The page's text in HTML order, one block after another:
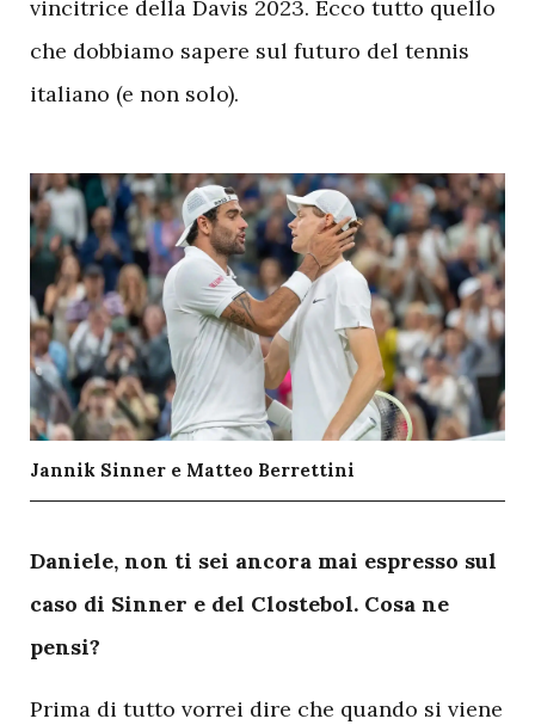
vincitrice della Davis 2023. Ecco tutto quello
che dobbiamo sapere sul futuro del tennis
italiano (e non solo).
Jannik Sinner e Matteo Berrettini
Daniele, non ti sei ancora mai espresso sul
caso di Sinner e del Clostebol. Cosa ne
pensi?
Prima di tutto vorrei dire che quando si viene